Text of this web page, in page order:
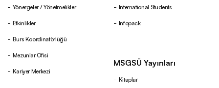
Yönergeler / Yönetmelikler
Etkinlikler
Burs Koordinatörlüğü
Mezunlar Ofisi
Kariyer Merkezi
International Students
Infopack
MSGSÜ Yayınları
Kitaplar